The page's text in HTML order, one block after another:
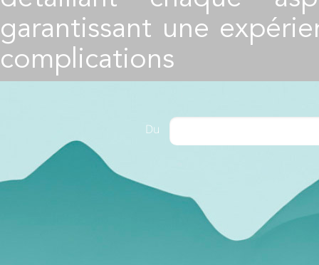
garantissant une
complications
Du